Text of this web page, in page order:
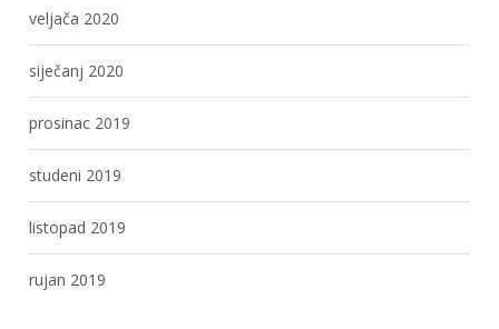
veljača 2020
siječanj 2020
prosinac 2019
studeni 2019
listopad 2019
rujan 2019